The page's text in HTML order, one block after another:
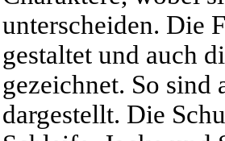
unterscheiden. Die
gestaltet und auch
gezeichnet. So sind
dargestellt. Die